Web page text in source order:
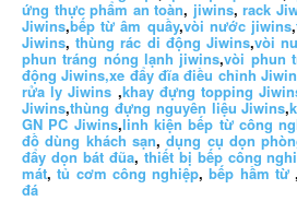
ứng thực phẩm an toàn, jiwins, rack
Jiwins,bếp từ âm quầy,vòi nước jiwins,
Jiwins,thùng rác di động Jiwins,vòi
phun tráng nóng lạnh jiwins,vòi phun
động Jiwins,xe đẩy đĩa điều chỉnh
rửa ly Jiwins ,khay đựng topping
Jiwins,thùng đựng nguyên liệu Jiwins,
GN PC Jiwins,linh kiện bếp từ công
đồ dùng khách sạn,dụng cụ dọn
đẩy dọn bát đũa,thiết bị bếp công
mát,tủ cơm công nghiệp,bếp hầm từ
đá